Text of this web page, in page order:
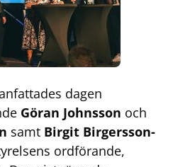
dagen
Göran Johnsson och
samt Birgit Birgersson-
ordförande,